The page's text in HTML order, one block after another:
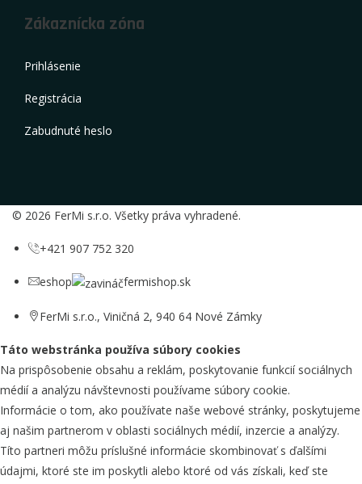
Zákaznícka zóna
Prihlásenie
Registrácia
Zabudnuté heslo
© 2026 FerMi s.r.o. Všetky práva vyhradené.
+421 907 752 320
eshop fermishop.sk
FerMi s.r.o., Viničná 2, 940 64 Nové Zámky
Táto webstránka používa súbory cookies
Na prispôsobenie obsahu a reklám, poskytovanie funkcií sociálnych
médií a analýzu návštevnosti používame súbory cookie.
Informácie o tom, ako používate naše webové stránky, poskytujeme
aj našim partnerom v oblasti sociálnych médií, inzercie a analýzy.
Títo partneri môžu príslušné informácie skombinovať s ďalšími
údajmi, ktoré ste im poskytli alebo ktoré od vás získali, keď ste